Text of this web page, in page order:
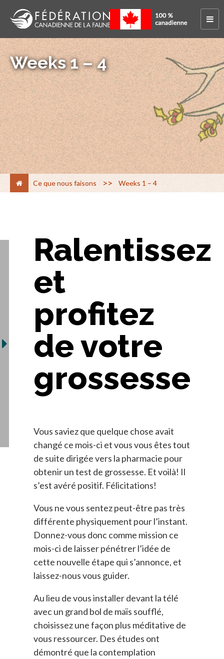
Weeks 1 – 4
Ce que nous faisons > Weeks 1 – 4
Ralentissez
et
profitez
de votre
grossesse
Vous saviez que quelque chose avait
changé ce mois-ci et vous vous êtes tout
de suite dirigée vers la pharmacie pour
obtenir un test de grossesse. Et voilà! Il
s’est avéré positif. Félicitations!
Vous ne vous sentez peut-être pas très
différente physiquement pour l’instant.
Donnez-vous donc comme mission ce
mois-ci de laisser pénétrer l’idée de
cette nouvelle étape qui s’annonce, et
laissez-nous vous guider.
Au lieu de vous installer devant la télé
avec un grand bol de maïs soufflé,
choisissez une façon plus méditative de
vous ressourcer. Des études ont
démontré que la contemplation